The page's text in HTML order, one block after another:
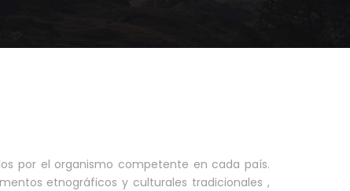
por el organismo competente en cada país.
etnográficos y culturales tradicionales ,